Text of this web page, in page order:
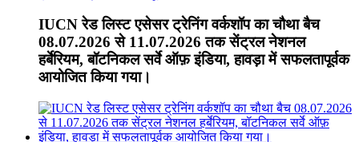
IUCN रेड लिस्ट एसेसर ट्रेनिंग वर्कशॉप का चौथा बैच
08.07.2026 से 11.07.2026 तक सेंट्रल नेशनल
हर्बेरियम, बॉटनिकल सर्वे ऑफ़ इंडिया, हावड़ा में सफलतापूर्वक
आयोजित किया गया।